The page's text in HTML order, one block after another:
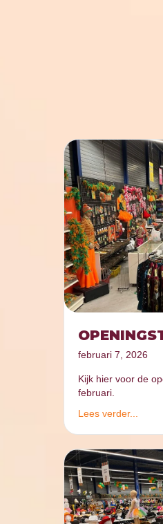
februari 7, 2026
Kijk hier voor de
februari.
Lees verder...